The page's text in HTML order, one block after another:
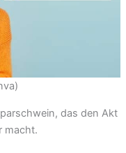
das den Akt
macht.